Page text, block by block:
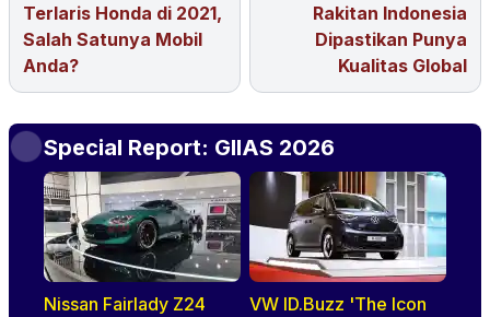
Terlaris Honda di 2021,
Salah Satunya Mobil
Anda?
Rakitan Indonesia
Dipastikan Punya
Kualitas Global
Special Report: GIIAS 2026
Nissan Fairlady Z24
VW ID.Buzz 'The Icon